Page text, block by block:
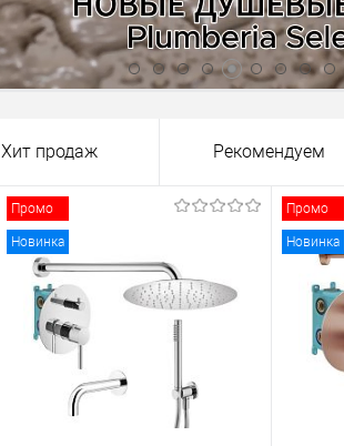
Хит продаж Рекомендуем
Промо
Новинка
Промо
Новинка